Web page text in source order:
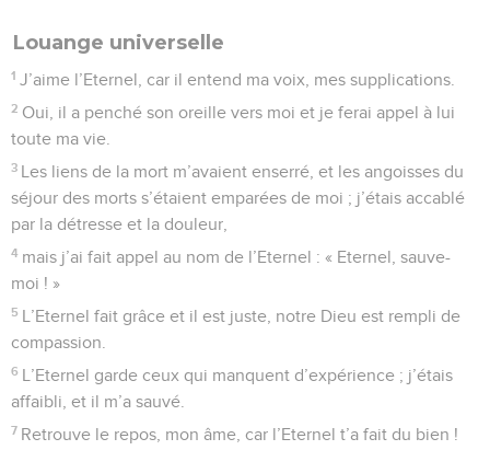
Louange universelle
1 J’aime l’Eternel, car il entend ma voix, mes supplications.
2 Oui, il a penché son oreille vers moi et je ferai appel à lui
toute ma vie.
3 Les liens de la mort m’avaient enserré, et les angoisses du
séjour des morts s’étaient emparées de moi ; j’étais accablé
par la détresse et la douleur,
4 mais j’ai fait appel au nom de l’Eternel : « Eternel, sauve-
moi ! »
5 L’Eternel fait grâce et il est juste, notre Dieu est rempli de
compassion.
6 L’Eternel garde ceux qui manquent d’expérience ; j’étais
affaibli, et il m’a sauvé.
7 Retrouve le repos, mon âme, car l’Eternel t’a fait du bien !